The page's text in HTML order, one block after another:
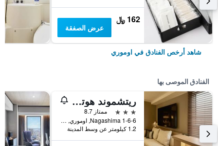
162 ﷼
عرض الصفقة
شاهد أرخص الفنادق في اوموري
الفنادق الموصى بها
ريتشموند هوتل أوموري
3 نجوم
ممتاز 8.7
1-6-6 Nagashima, اوموري, اليابان
1.2 كيلومتر عن وسط المدينة